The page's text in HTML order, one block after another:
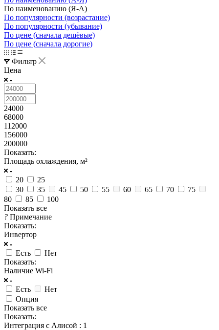
По наименованию (Я-А)
По популярности (возрастание)
По популярности (убывание)
По цене (сначала дешёвые)
По цене (сначала дорогие)
Фильтр
Цена
24000
68000
112000
156000
200000
Показать:
Площадь охлаждения, м²
20
25
30
35 45 50 55 60 65 70
75
80
85
100
Показать все
? Примечание
Показать:
Инвертор
Есть
Нет
Показать:
Наличие Wi-Fi
Есть
Нет
Опция
Показать все
Показать:
Интеграция с Алисой : 1